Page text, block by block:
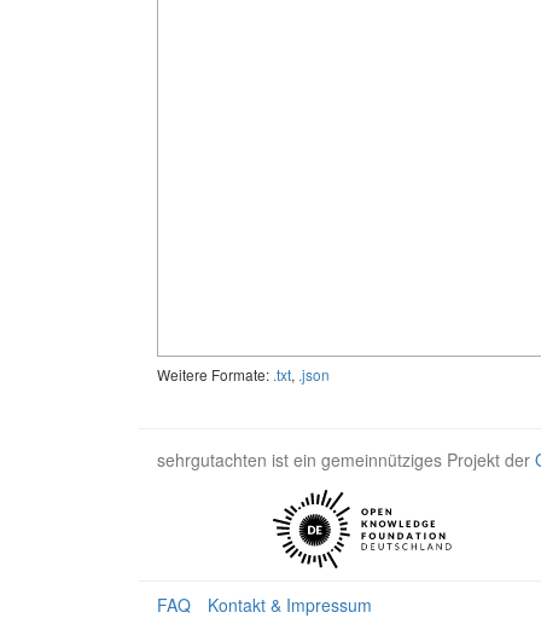
Weitere Formate: .txt, .json
sehrgutachten ist ein gemeinnütziges Projekt der
FAQ
Kontakt & Impressum